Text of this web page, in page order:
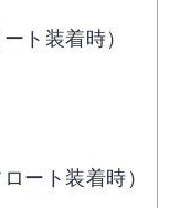
ト装着時）
ート装着時）